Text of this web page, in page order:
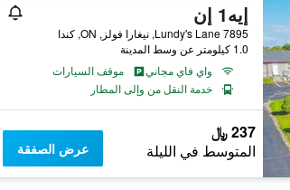
إيه1 إن
7895 Lundy's Lane, نيغارا فولز, ON, كندا
1.0 كيلومتر عن وسط المدينة
واي فاي مجاني
موقف السيارات
خدمة النقل من وإلى المطار
237 ﷼
المتوسط في الليلة عرض الصفقة